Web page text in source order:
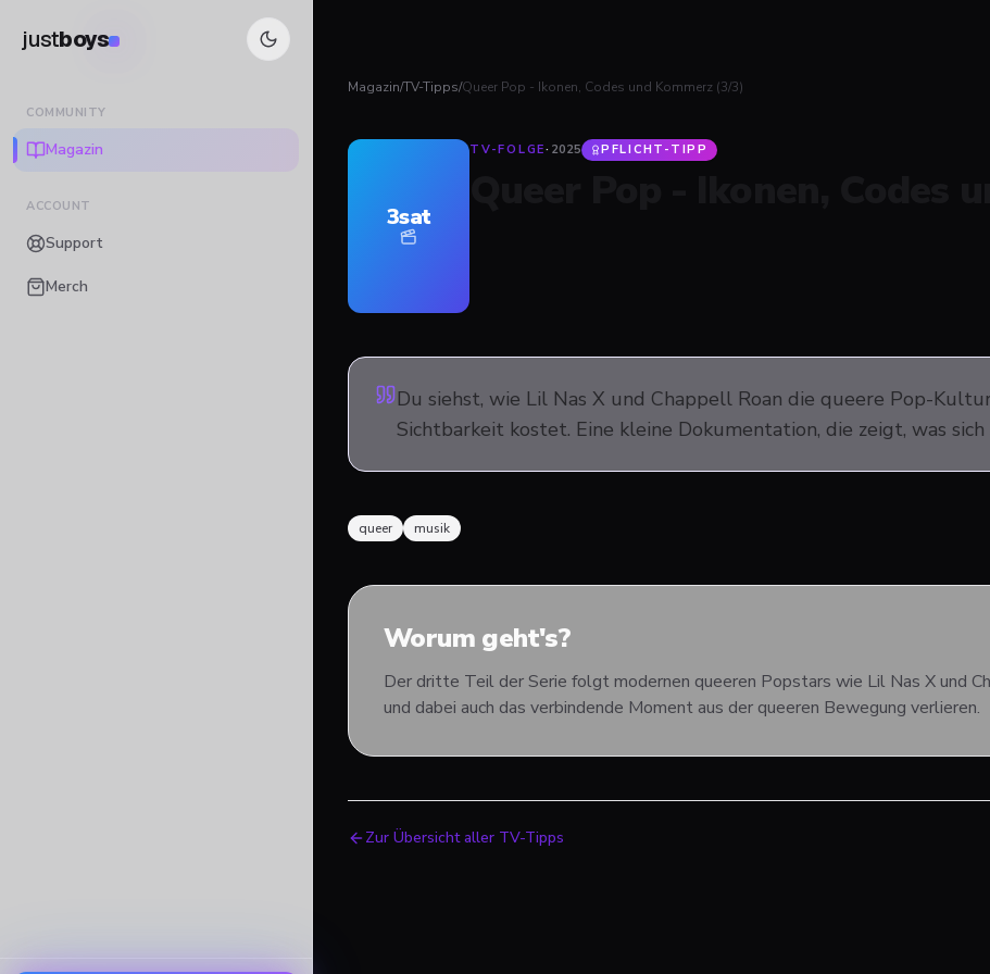
justboys
COMMUNITY
Magazin
ACCOUNT
Support
Merch
Magazin/TV-Tipps/Queer Pop - Ikonen, Codes und Kommerz (3/3)
3sat
TV-FOLGE· 2025 PFLICHT-TIPP
Du siehst, wie Lil Nas X und Chappell Roan die queere Pop-
Sichtbarkeit kostet. Eine kleine Dokumentation, die zeigt, was
queer musik
Worum geht's?
Der dritte Teil der Serie folgt modernen queeren Popstars wie Lil Nas X und
und dabei auch das verbindende Moment aus der queeren Bewegung verlieren.
Zur Übersicht aller TV-Tipps